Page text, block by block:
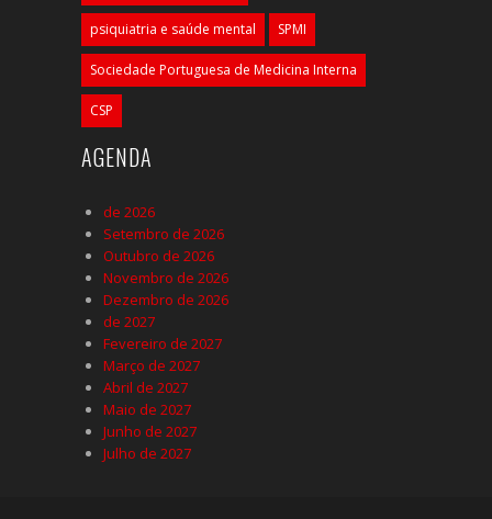
psiquiatria e saúde mental SPMI
Sociedade Portuguesa de Medicina Interna
CSP
AGENDA
de 2026
Setembro de 2026
Outubro de 2026
Novembro de 2026
Dezembro de 2026
de 2027
Fevereiro de 2027
Março de 2027
Abril de 2027
Maio de 2027
Junho de 2027
Julho de 2027